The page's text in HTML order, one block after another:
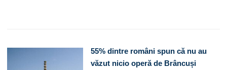
55% dintre români spun că nu au
văzut nicio operă de Brâncuși